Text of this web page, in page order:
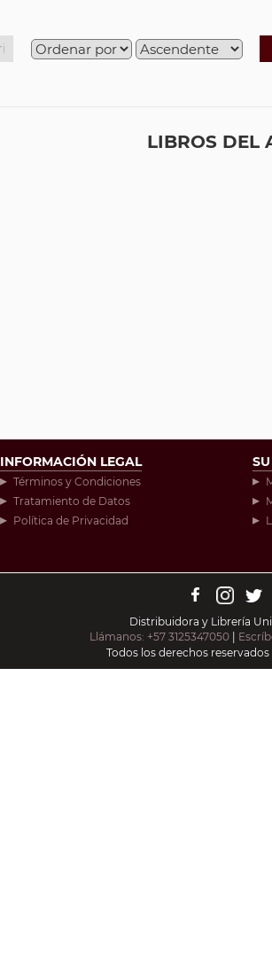
LIBROS DEL
INFORMACIÓN LEGAL
Términos y Condiciones
Tratamiento de Datos
Política de Privacidad
Distribuidora y Librería
Llámanos: +57 3125347050
Todos los derechos